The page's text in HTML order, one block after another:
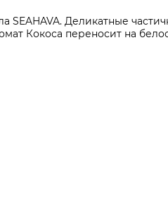
Деликатные
Кокоса переносит на